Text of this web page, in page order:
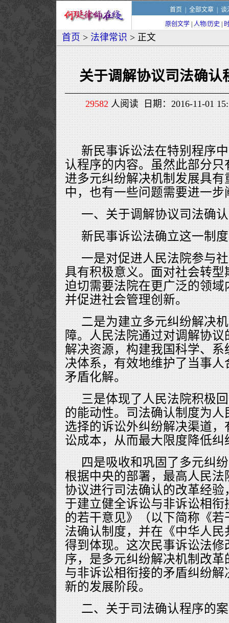
首页 全部文章| 谈
原创文学 人物/历史
首页 > 法律常识 > 正文
关于调解协议司法确认
29582 人阅读 日期：2016-11-01
新民事诉讼法在特别程序
认程序的内容。虽然此部分
进多元纠纷解决机制发展具
中，也有一些问题需要进一步
一、关于调解协议司法确
新民事诉讼法确立这一制
一是对促进人民法院参与
具有积极意义。面对社会转
迫切需要法院在更广泛的领
并促进社会管理创新。
二是为建立多元纠纷解决
障。人民法院通过对调解协
解决资源，构建我国科学、
决体系，有效地维护了当事
矛盾化解。
三是体现了人民法院积极
的能动性。司法确认制度为
选择的诉讼外纠纷解决渠道
讼成本，从而最大限度降低
四是吸收和巩固了多元纠
根据中央的部署，最高人民
协议进行司法确认的改革经验
于建立健全诉讼与非诉讼相
的若干意见》（以下简称《
法确认制度，并在《中华人
得到体现。这次民事诉讼法
序，是多元纠纷解决机制改
与非诉讼相衔接的矛盾纠纷
新的发展阶段。
二、关于司法确认程序的